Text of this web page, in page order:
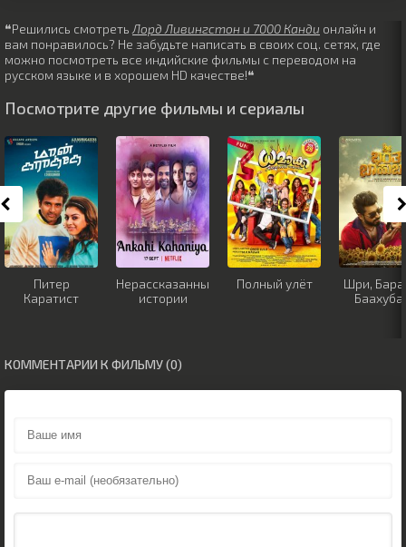
❝Решились смотреть Лорд Ливингстон и 7000 Канди онлайн и
вам понравилось? Не забудьте написать в своих соц. сетях, где
можно посмотреть все индийские фильмы с переводом на
русском языке и в хорошем HD качестве!❝
Посмотрите другие фильмы и сериалы
Питер
Каратист
Нерассказанные
истории
Полный улёт
Шри,
КОММЕНТАРИИ К ФИЛЬМУ (0)